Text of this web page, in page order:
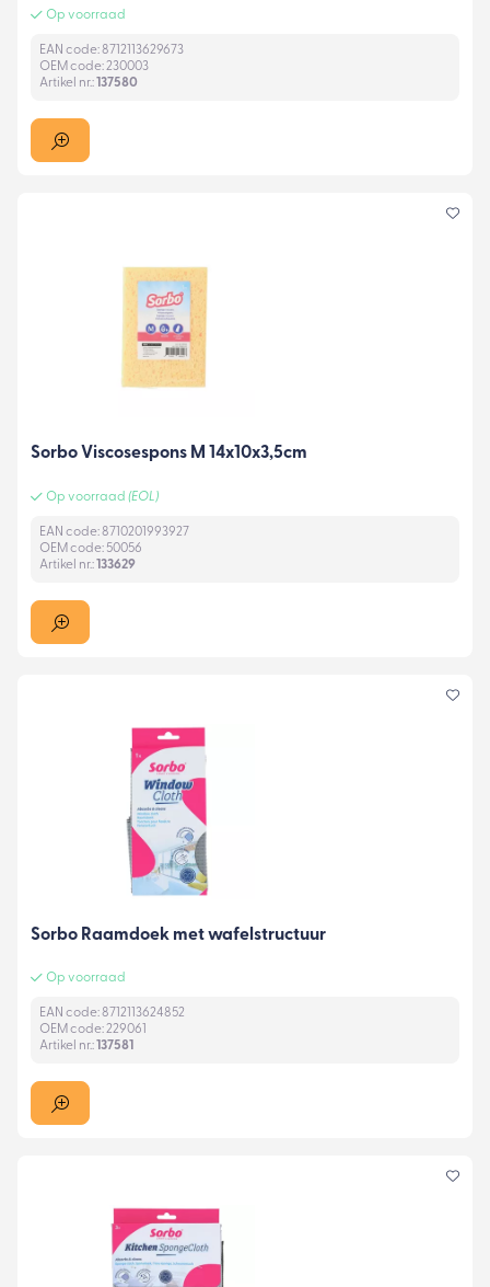
Op voorraad
EAN code: 8712113629673
OEM code: 230003
Artikel nr.: 137580
Sorbo Viscosespons M 14x10x3,5cm
Op voorraad (EOL)
EAN code: 8710201993927
OEM code: 50056
Artikel nr.:133629
Sorbo Raamdoek met wafelstructuur
Op voorraad
EAN code: 8712113624852
OEM code: 229061
Artikel nr.:137581